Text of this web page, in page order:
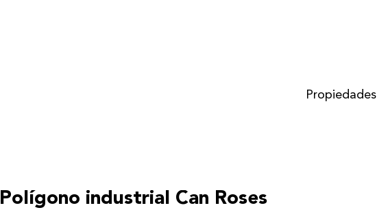
Propiedades
Polígono industrial Can Roses